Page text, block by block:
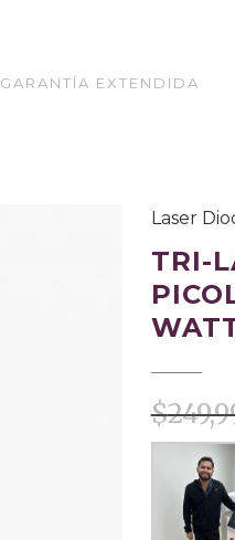
GARANTÍA EXTENDIDA
Laser
TRI-
$